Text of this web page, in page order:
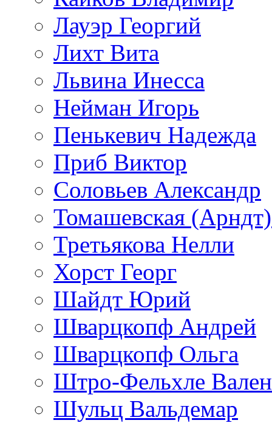
Лауэр Георгий
Лихт Вита
Львина Инесса
Нейман Игорь
Пенькевич Надежда
Приб Виктор
Соловьев Александр
Томашевская
Третьякова Нелли
Хорст Георг
Шайдт Юрий
Шварцкопф Андрей
Шварцкопф Ольга
Штро-Фельхле
Шульц Вальдемар